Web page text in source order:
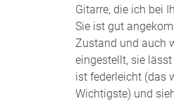
Gitarre, die ich bei
Sie ist gut
Zustand und auch
eingestellt, sie
ist federleicht (das
Wichtigste) und